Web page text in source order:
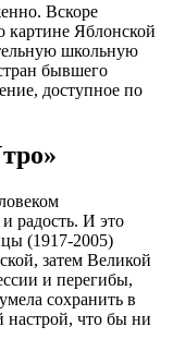
Вскоре
картине Яблонской
школьную
бывшего
доступное по
радость. И это
(1917-2005)
затем Великой
и перегибы,
сохранить в
настрой, что бы ни